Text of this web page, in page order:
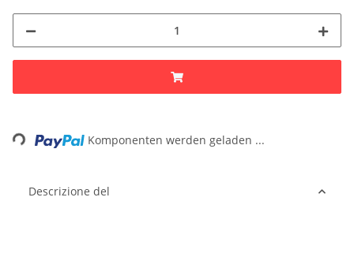
Loading... Komponenten werden geladen ...
Descrizione del